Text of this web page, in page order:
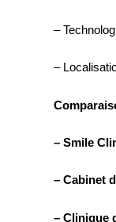
–
–
– Smile
– Cabinet
– Clinique